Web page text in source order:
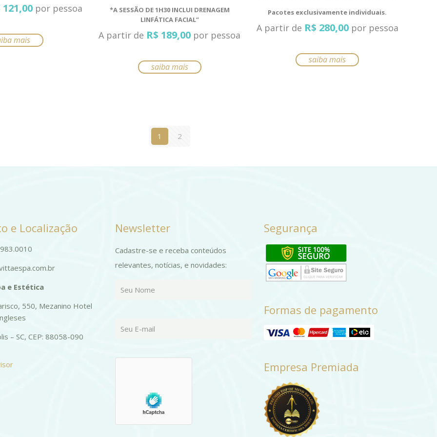
121,00 por pessoa
mais
*A SESSÃO DE 1H30 INCLUI DRENAGEM
LINFÁTICA FACIAL”
A partir de R$ 189,00 por pessoa
saiba mais
Este
página
Pacotes exclusivamente individuais.
A partir de R$ 280,00por pessoa
saiba mais
Este
do
produto
1 2
e Localização
e Estética
550, Mezanino Hotel
– SC, CEP: 88058-090
Newsletter
Cadastre-se e receba conteúdos
relevantes, notícias, e novidades:
Segurança
Formas de pagamento
Empresa Premiada